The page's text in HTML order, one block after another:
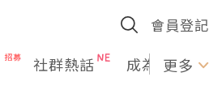
會員登記
社群熱話 成為U更多